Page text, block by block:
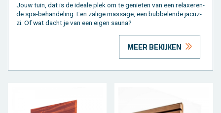
Jouw tuin, dat is de ide­a­le plek om te ge­nie­ten van een re­laxe­ren­
de spa-be­han­de­ling. Een za­li­ge mas­sa­ge, een bub­be­len­de ja­cuz­
zi. Of wat dacht je van een eigen sauna?
MEER BEKIJKEN